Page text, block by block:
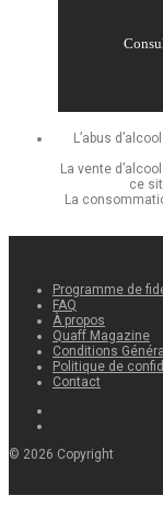
L’abus
La vente
ce
La
Programme de
FAQ
À propos
Quaff Magazine
Conditions
Politique de
Contact
© 2026 Copyright